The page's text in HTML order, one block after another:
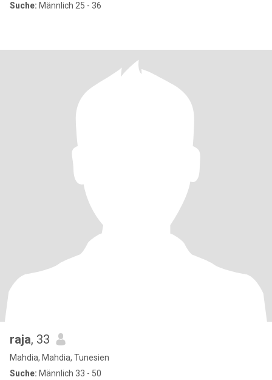
Suche: Männlich 25 - 36
raja, 33
Mahdia, Mahdia, Tunesien
Suche: Männlich 33 - 50